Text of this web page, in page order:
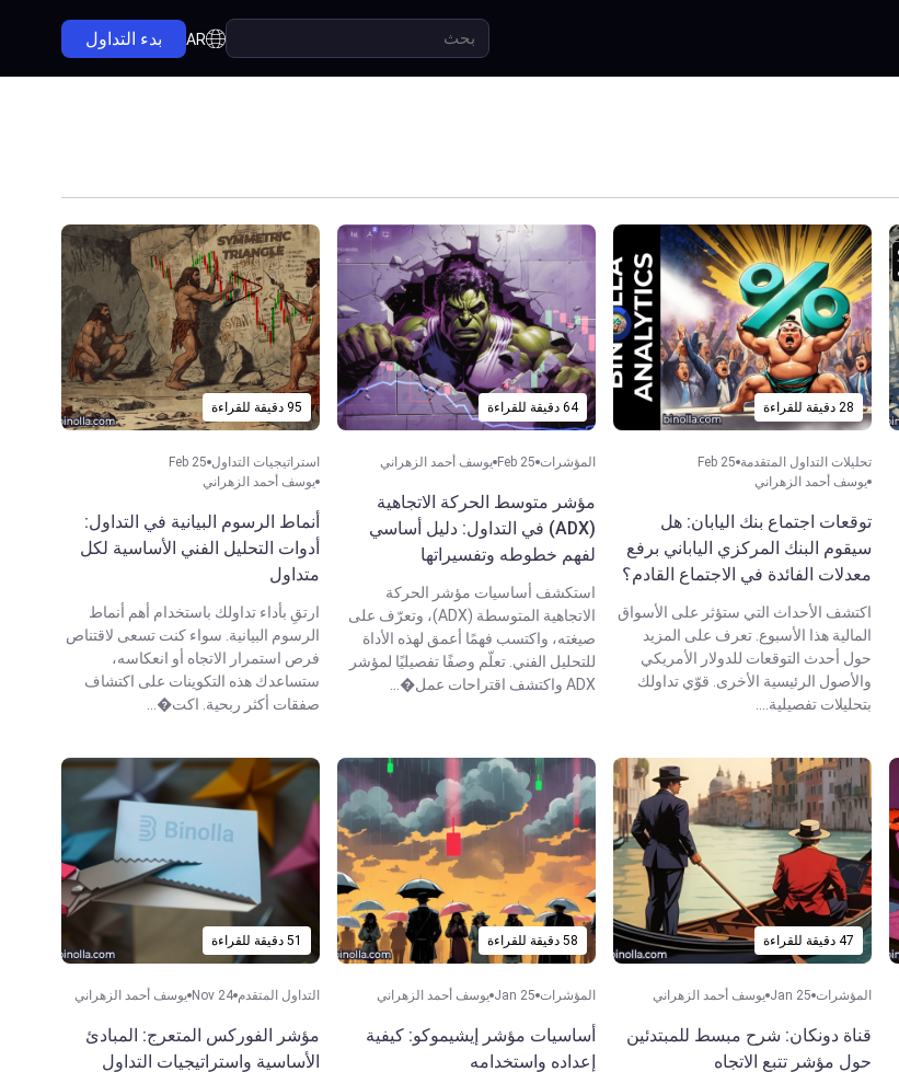
AR بدء التداول
28 دقيقة للقراءة
تحليلات التداول المتقدمة Feb 25
يوسف أحمد الزهراني
توقعات اجتماع بنك اليابان: هل
سيقوم البنك المركزي الياباني برفع
معدلات الفائدة في الاجتماع القادم؟
اكتشف الأحداث التي ستؤثر على الأسواق
المالية هذا الأسبوع. تعرف على المزيد
حول أحدث التوقعات للدولار الأمريكي
والأصول الرئيسية الأخرى. قوّي تداولك
بتحليلات تفصيلية....
64 دقيقة للقراءة
المؤشرات Feb 25 يوسف أحمد الزهراني
مؤشر متوسط الحركة الاتجاهية
(ADX) في التداول: دليل أساسي
لفهم خطوطه وتفسيراتها
استكشف أساسيات مؤشر الحركة
الاتجاهية المتوسطة (ADX)، وتعرّف على
صيغته، واكتسب فهمًا أعمق لهذه الأداة
للتحليل الفني. تعلّم وصفًا تفصيليًا لمؤشر
ADX واكتشف اقتراحات عمل�...
95 دقيقة للقراءة
استراتيجيات التداول Feb 25
يوسف أحمد الزهراني
أنماط الرسوم البيانية في التداول:
أدوات التحليل الفني الأساسية لكل
متداول
ارتقِ بأداء تداولك باستخدام أهم أنماط
الرسوم البيانية. سواء كنت تسعى لاقتناص
فرص استمرار الاتجاه أو انعكاسه،
ستساعدك هذه التكوينات على اكتشاف
صفقات أكثر ربحية. اكت�...
47 دقيقة للقراءة
المؤشرات Jan 25 يوسف أحمد الزهراني
قناة دونكان: شرح مبسط للمبتدئين
حول مؤشر تتبع الاتجاه
58 دقيقة للقراءة
المؤشرات Jan 25 يوسف أحمد الزهراني
أساسيات مؤشر إيشيموكو: كيفية
إعداده واستخدامه
51 دقيقة للقراءة
التداول المتقدم Nov 24 يوسف أحمد الزهراني
مؤشر الفوركس المتعرج: المبادئ
الأساسية واستراتيجيات التداول